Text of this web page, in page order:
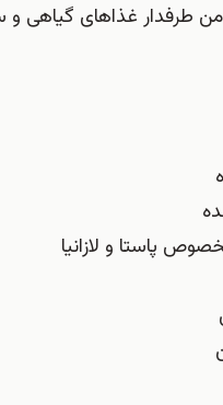
طرفدار غذاهای گیاهی